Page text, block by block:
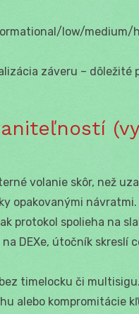
low/medium/
záveru – dôležité
volanie skôr, než
opakovanými návratmi.
protokol spolieha na
DEXe, útočník skreslí
timelocku či
alebo kompromitácie